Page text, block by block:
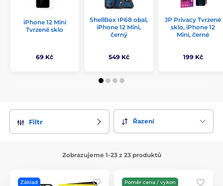
iPhone 12 Mini
Tvrzené sklo
69 Kč
ShellBox IP68 obal,
iPhone 12 Mini,
černý
549 Kč
JP Privacy Tvrzené
sklo, iPhone 12
Mini, černé
199 Kč
Filtr Řazení
Zobrazujeme 1-23 z 23 produktů
Základ Poměr cena / vykon